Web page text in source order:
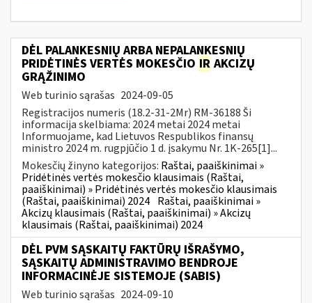
DĖL PALANKESNIŲ ARBA NEPALANKESNIŲ
PRIDĖTINĖS VERTĖS MOKESČIO IR AKCIZŲ
GRĄŽINIMO
Web turinio sąrašas 2024-09-05
Registracijos numeris (18.2-31-2Mr) RM-36188 Ši
informacija skelbiama: 2024 metai 2024 metai
Informuojame, kad Lietuvos Respublikos finansų
ministro 2024 m. rugpjūčio 1 d. įsakymu Nr. 1K-265[1]...
Mokesčių žinyno kategorijos: Raštai, paaiškinimai »
Pridėtinės vertės mokesčio klausimais (Raštai,
paaiškinimai) » Pridėtinės vertės mokesčio klausimais
(Raštai, paaiškinimai) 2024 Raštai, paaiškinimai »
Akcizų klausimais (Raštai, paaiškinimai) » Akcizų
klausimais (Raštai, paaiškinimai) 2024
DĖL PVM SĄSKAITŲ FAKTŪRŲ IŠRAŠYMO,
SĄSKAITŲ ADMINISTRAVIMO BENDROJE
INFORMACINĖJE SISTEMOJE (SABIS)
Web turinio sąrašas 2024-09-10